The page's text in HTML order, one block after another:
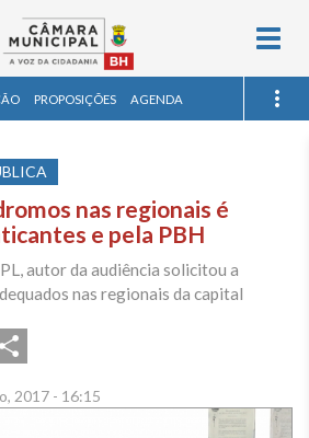
PROPOSIÇÕES AGENDA
nas regionais é
e pela PBH
autor da audiência solicitou a
nas regionais da capital
Email
2017 - 16:15